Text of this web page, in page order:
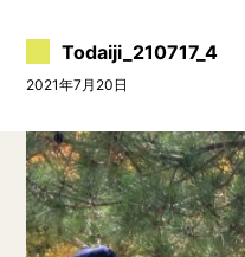
Todaiji_210717_4
2021年7月20日